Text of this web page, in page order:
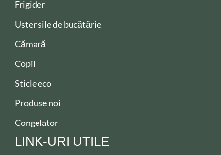
Frigider
Ustensile de bucătărie
Cămară
Copii
Sticle eco
Produse noi
Congelator
LINK-URI UTILE